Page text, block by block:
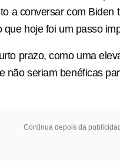
a conversar com Biden
hoje foi um passo
prazo, como uma
não seriam benéficas
Continua depois da